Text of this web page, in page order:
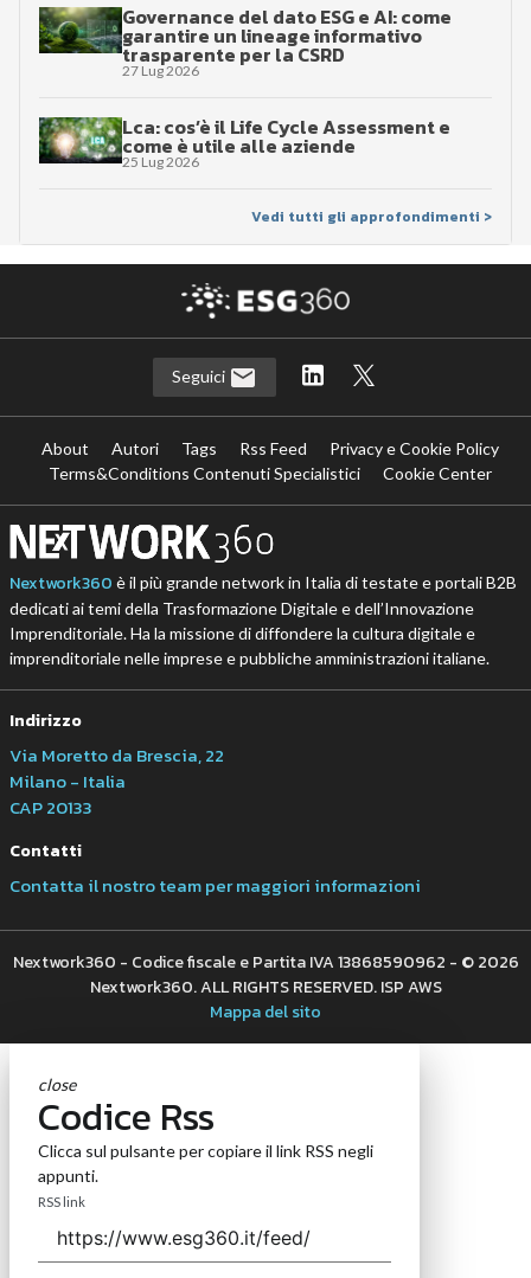
Governance del dato ESG e AI: come
garantire un lineage informativo
trasparente per la CSRD
27 Lug 2026
Lca: cos’è il Life Cycle Assessment e
come è utile alle aziende
25 Lug 2026
Vedi tutti gli approfondimenti >
Seguici
About Autori Tags Rss Feed
Privacy e Cookie Policy
Terms&Conditions Contenuti Specialistici
Cookie Center
Nextwork360 è il più grande network in Italia di testate e portali B2B
dedicati ai temi della Trasformazione Digitale e dell’Innovazione
Imprenditoriale. Ha la missione di diffondere la cultura digitale e
imprenditoriale nelle imprese e pubbliche amministrazioni italiane.
Indirizzo
Via Moretto da Brescia, 22
Milano - Italia
CAP 20133
Contatti
Contatta il nostro team per maggiori informazioni
Nextwork360 - Codice fiscale e Partita IVA 13868590962 - © 2026
Nextwork360. ALL RIGHTS RESERVED. ISP AWS
Mappa del sito
close
Codice Rss
Clicca sul pulsante per copiare il link RSS negli
appunti.
RSS link